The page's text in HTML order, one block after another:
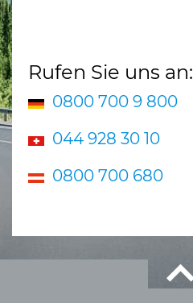
Rufen Sie uns an:
0800 700 9 800
044 928 30 10
0800 700 680